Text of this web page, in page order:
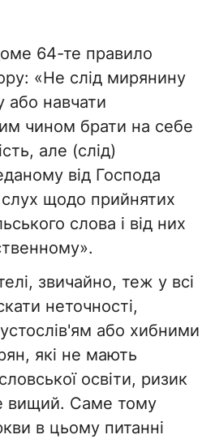
64-те правило
«Не слід мирянину
або навчати
чином брати на себе
але (слід)
від Господа
слух щодо прийнятих
слова і від них
звичайно, теж у всі
неточності,
або хибними
які не мають
освіти, ризик
вищий. Саме тому
в цьому питанні